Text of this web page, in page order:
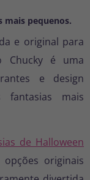
mais pequenos.
e original para
Chucky é uma
e design
mais
de Halloween
originais